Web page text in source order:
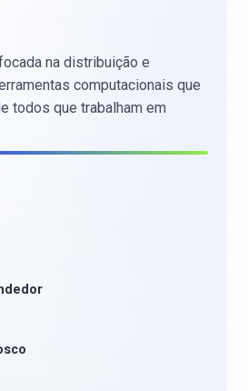
na distribuição e
computacionais que
todos que trabalham em